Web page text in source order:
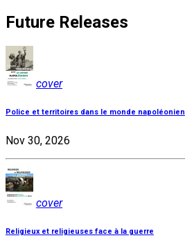
Future Releases
cover
Police et territoires dans le monde napoléonien
Nov 30, 2026
cover
Religieux et religieuses face à la guerre